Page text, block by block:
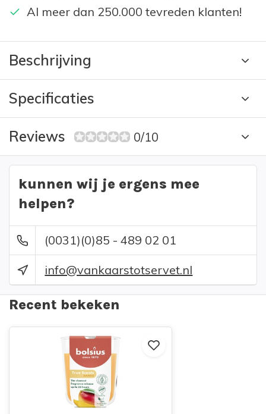
Al meer dan 250.000 tevreden klanten!
Beschrijving
Specificaties
Reviews 0/10
kunnen wij je ergens mee
helpen?
(0031)(0)85 - 489 02 01
info@vankaarstotservet.nl
Recent bekeken